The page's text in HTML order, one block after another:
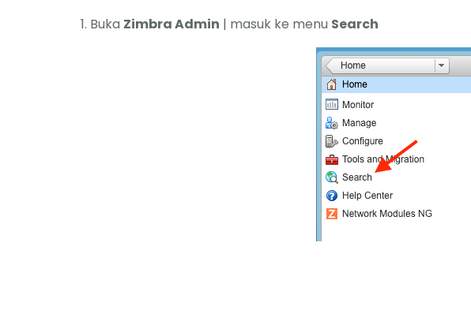
1. Buka Zimbra Admin | masuk ke menu Search